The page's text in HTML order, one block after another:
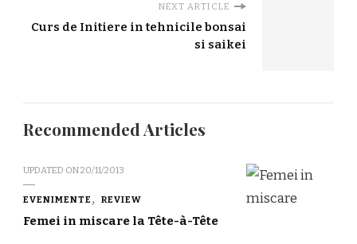
NEXT ARTICLE
Curs de Initiere in tehnicile bonsai
si saikei
Recommended Articles
UPDATED ON20/11/2013
EVENIMENTE REVIEW
Femei in miscare la Tête-à-Tête